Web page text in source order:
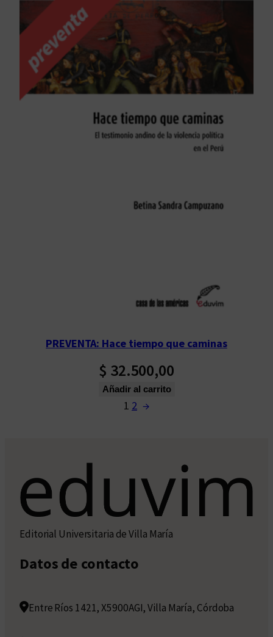
PREVENTA: Hace tiempo que caminas
$ 32.500,00
Añadir al carrito
1 2 →
Editorial Universitaria de Villa María
Datos de contacto
Entre Ríos 1421, X5900AGI, Villa María, Córdoba